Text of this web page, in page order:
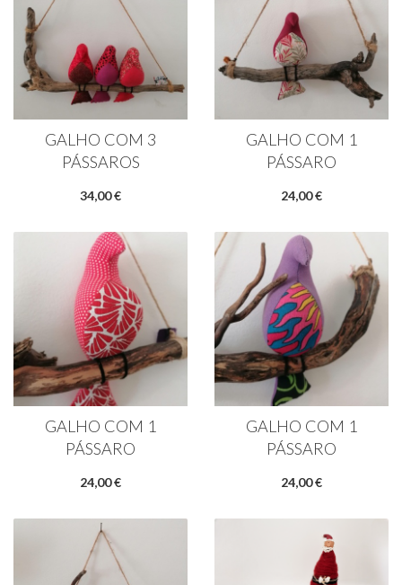
GALHO COM 3
PÁSSAROS
34,00 €
GALHO COM 1
PÁSSARO
24,00 €
GALHO COM 1
PÁSSARO
24,00 €
GALHO COM 1
PÁSSARO
24,00 €